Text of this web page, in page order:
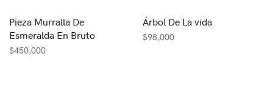
Pieza Murralla De
Esmeralda En Bruto
$450,000
Árbol De La vida
$98,000